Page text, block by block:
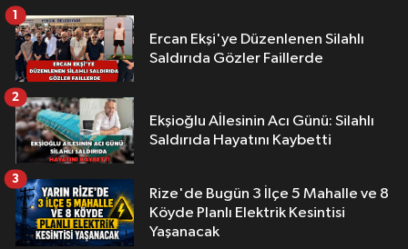
Ercan Ekşi'ye Düzenlenen Silahlı
Saldırıda Gözler Faillerde
1
Ekşioğlu Aİlesinin Acı Günü: Silahlı
Saldırıda Hayatını Kaybetti
2
Rize'de Bugün 3 İlçe 5 Mahalle ve 8
Köyde Planlı Elektrik Kesintisi
Yaşanacak
3